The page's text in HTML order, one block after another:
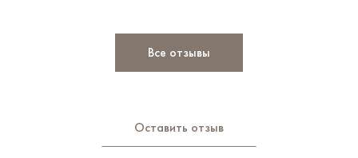
Все отзывы
Оставить отзыв